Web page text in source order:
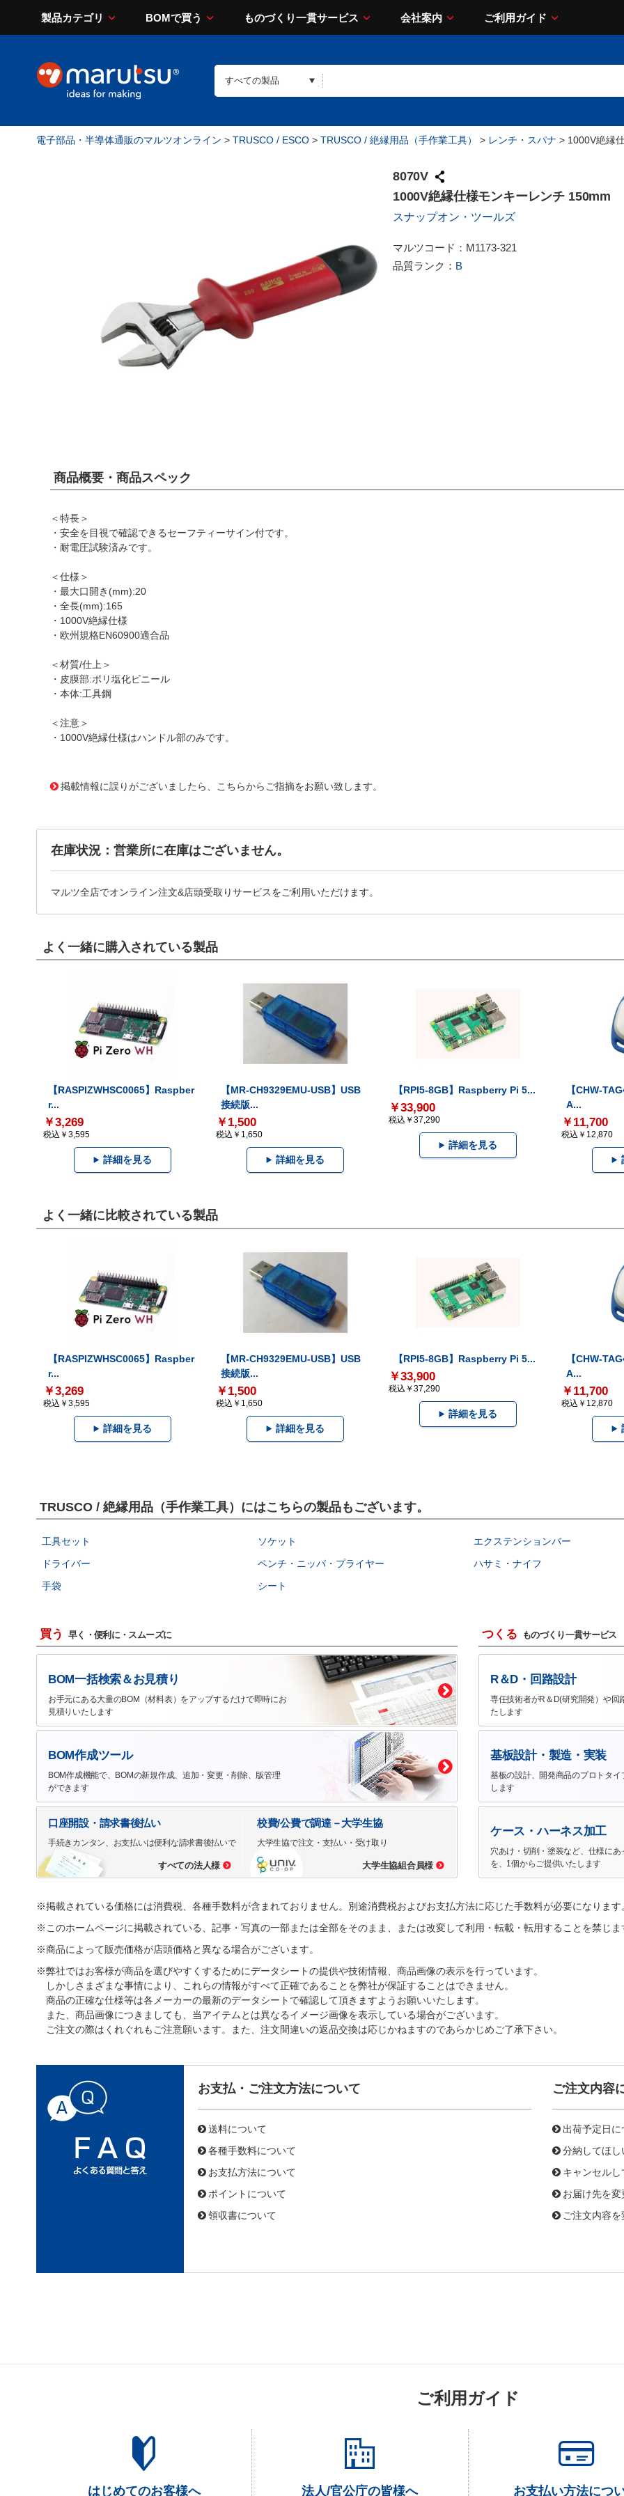
製品カテゴリ BOMで買う ものづくり一貫サービス 会社案内 ご利用ガイド
電子部品・半導体通販のマルツオンライン > TRUSCO / ESCO > TRUSCO / 絶縁用品（手作業工具） > レンチ・スパナ > 1000V絶縁
8070V
1000V絶縁仕様モンキーレンチ 150mm
スナップオン・ツールズ
マルツコード： M1173-321
品質ランク： B
商品概要・商品スペック
＜特長＞
・安全を目視で確認できるセーフティーサイン付です。
・耐電圧試験済みです。
＜仕様＞
・最大口開き(mm):20
・全長(mm):165
・1000V絶縁仕様
・欧州規格EN60900適合品
＜材質/仕上＞
・皮膜部:ポリ塩化ビニール
・本体:工具鋼
＜注意＞
・1000V絶縁仕様はハンドル部のみです。
掲載情報に誤りがございましたら、こちらからご指摘をお願い致します。
在庫状況：営業所に在庫はございません。
マルツ全店でオンライン注文&店頭受取りサービスをご利用いただけます。
よく一緒に購入されている製品
【RASPIZWHSC0065】Raspber
r...
￥3,269
税込￥3,595
詳細を見る
【MR-CH9329EMU-USB】USB
接続版...
￥1,500
税込￥1,650
詳細を見る
【RPI5-8GB】Raspberry Pi 5...
￥33,900
税込￥37,290
詳細を見る
【CHW-
A...
￥11,700
税込￥12,870
よく一緒に比較されている製品
【RASPIZWHSC0065】Raspber
r...
￥3,269
税込￥3,595
詳細を見る
【MR-CH9329EMU-USB】USB
接続版...
￥1,500
税込￥1,650
詳細を見る
【RPI5-8GB】Raspberry Pi 5...
￥33,900
税込￥37,290
詳細を見る
【CHW-
A...
￥11,700
税込￥12,870
TRUSCO / 絶縁用品（手作業工具）にはこちらの製品もございます。
工具セット ソケット エクステンションバー
ドライバー
ペンチ・ニッパ・プライヤー ハサミ・ナイフ
手袋
シート
買う 早く・便利に・スムーズに
BOM一括検索＆お見積り
お手元にある大量のBOM（材料表）をアップするだけで即時にお
見積りいたします
BOM作成ツール
BOM作成機能で、BOMの新規作成、追加・変更・削除、版管理
ができます
口座開設・請求書後払い
手続きカンタン、お支払いは便利な請求書後払いで
すべての法人様
校費/公費で調達－大学生協
大学生協で注文・支払い・受け取り
大学生協組合員様
つくる ものづくり一貫サービス
R＆D・回路設計
専任技術者がR＆D(研究開発）や回
たします
基板設計・製造・実装
基板の設計、開発商品のプロトタ
します
ケース・ハーネス加工
穴あけ・切削・塗装など、仕様に
を、1個からご提供いたします
※掲載されている価格には消費税、各種手数料が含まれておりません。別途消費税およびお支払方法に応じた手数料が必要になります
※このホームページに掲載されている、記事・写真の一部または全部をそのまま、または改変して利用・転載・転用することを禁じま
※商品によって販売価格が店頭価格と異なる場合がございます。
※弊社ではお客様が商品を選びやすくするためにデータシートの提供や技術情報、商品画像の表示を行っています。
しかしさまざまな事情により、これらの情報がすべて正確であることを弊社が保証することはできません。
商品の正確な仕様等は各メーカーの最新のデータシートで確認して頂きますようお願いいたします。
また、商品画像につきましても、当アイテムとは異なるイメージ画像を表示している場合がございます。
ご注文の際はくれぐれもご注意願います。また、注文間違いの返品交換は応じかねますのであらかじめご了承下さい。
お支払・ご注文方法について
送料について
各種手数料について
お支払方法について
ポイントについて
領収書について
ご注文内容
出荷予定日に
分納してほし
キャンセルし
お届け先を
ご注文内容
ご利用ガイド
はじめてのお客様へ 法人/官公庁の皆様へ お支払い方法につ